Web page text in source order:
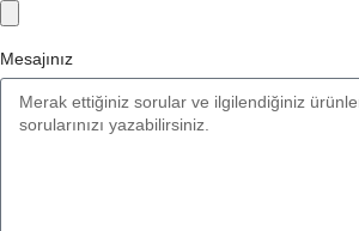
Mesajınız